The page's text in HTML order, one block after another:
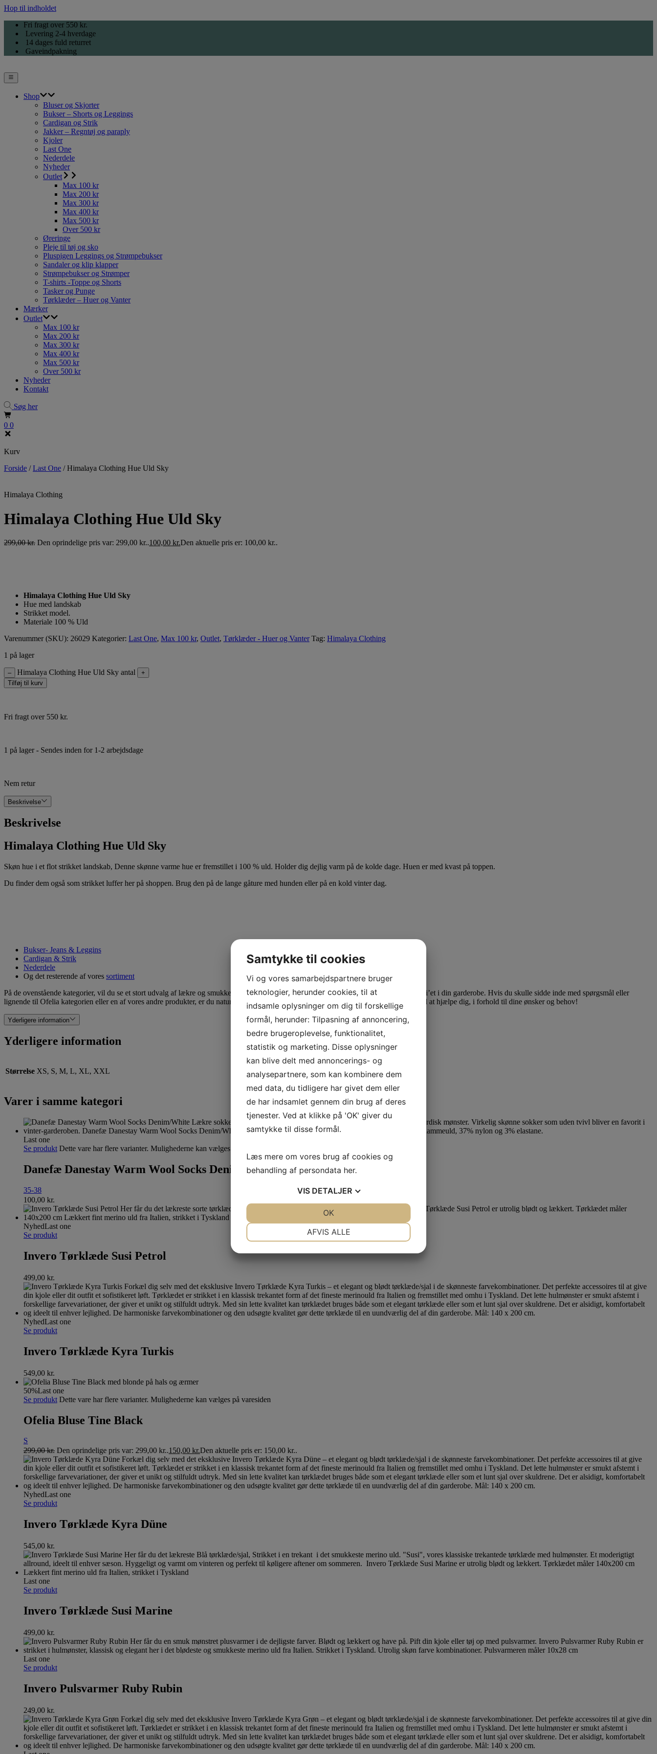
Hop til indholdet
Fri fragt over 550 kr.
Levering 2-4 hverdage
14 dages fuld returret
Gaveindpakning
Shop
Bluser og Skjorter
Bukser – Shorts og Leggings
Cardigan og Strik
Jakker – Regntøj og paraply
Kjoler
Last One
Nederdele
Nyheder
Outlet
Max 100 kr
Max 200 kr
Max 300 kr
Max 400 kr
Max 500 kr
Over 500 kr
Øreringe
Pleje til tøj og sko
Pluspigen Leggings og Strømpebukser
Sandaler og klip klapper
Strømpebukser og Strømper
T-shirts -Toppe og Shorts
Tasker og Punge
Tørklæder – Huer og Vanter
Mærker
Outlet
Max 100 kr
Max 200 kr
Max 300 kr
Max 400 kr
Max 500 kr
Over 500 kr
Nyheder
Kontakt
Søg her
0 0
Kurv
Forside /Last One /Himalaya Clothing Hue Uld Sky
Himalaya Clothing
Himalaya Clothing Hue Uld Sky
299,00kr. Den oprindelige pris var: 299,00 kr..100,00 kr.Den aktuelle pris er: 100,00 kr..
Himalaya Clothing Hue Uld Sky
Hue med landskab
Strikket model.
Materiale 100 % Uld
Varenummer (SKU): 26029 Kategorier: Last One, Max 100 kr, Outlet, Tørklæder - Huer og Vanter Tag: Himalaya Clothing
1 på lager
– Himalaya Clothing Hue Uld Sky antal
+
Tilføj til kurv
Fri fragt over 550 kr.
1 på lager- Sendes inden for 1-2 arbejdsdage
Nem retur
Beskrivelse
Beskrivelse
Himalaya Clothing Hue Uld Sky
Skøn hue i et flot strikket landskab, Denne skønne varme hue er fremstillet i 100 % uld. Holder dig dejlig varm på de kolde dage. Huen er med kvast på toppen.
Du finder dem også som strikket luffer her på shoppen. Brug den på de lange gåture med hunden eller på en kold vinter dag.
Bukser- Jeans & Leggins
Cardigan & Strik
Nederdele
Og det resterende af vores sortiment
På de ovenstående kategorier, vil du se et stort udvalg af lækre og smukke mærker. Disse mærker kan være med til at tilføje prikken over i’et i din garderobe. Hvis du skulle sidde inde med spørgsmål eller
lignende til Ofelia kategorien eller en af vores andre produkter, er du naturligvis altid velkommen til at
kontakte os , vi vil altid være klar til at hjælpe dig, i forhold til dine ønsker og behov!
Yderligere information
Yderligere information
Størrelse XS, S, M, L, XL, XXL
Varer i samme kategori
Last one
Se produkt Dette vare har flere varianter. Mulighederne kan vælges på varesiden
Danefæ Danestay Warm Wool Socks Denim/White
35-38
100,00 kr.
NyhedLast one
Se produkt
Invero Tørklæde Susi Petrol
499,00 kr.
NyhedLast one
Se produkt
Invero Tørklæde Kyra Turkis
549,00 kr.
50%Last one
Se produkt Dette vare har flere varianter. Mulighederne kan vælges på varesiden
Ofelia Bluse Tine Black
S
299,00kr. Den oprindelige pris var: 299,00 kr..150,00 kr.Den aktuelle pris er: 150,00 kr..
NyhedLast one
Se produkt
Invero Tørklæde Kyra Düne
545,00 kr.
Last one
Se produkt
Invero Tørklæde Susi Marine
499,00 kr.
Last one
Se produkt
Invero Pulsvarmer Ruby Rubin
249,00 kr.
Samtykke til cookies
Vi og vores samarbejdspartnere bruger
teknologier, herunder cookies, til at
indsamle oplysninger om dig til forskellige
formål, herunder: Tilpasning af annoncering,
bedre brugeroplevelse, funktionalitet,
statistik og marketing. Disse oplysninger
kan blive delt med annoncerings- og
analysepartnere, som kan kombinere dem
med data, du tidligere har givet dem eller
de har indsamlet gennem din brug af deres
tjenester. Ved at klikke på 'OK' giver du
samtykke til disse formål.
Læs mere om vores brug af cookies og
behandling af persondata her.
VIS DETALJER
AFVIS ALLE
OK